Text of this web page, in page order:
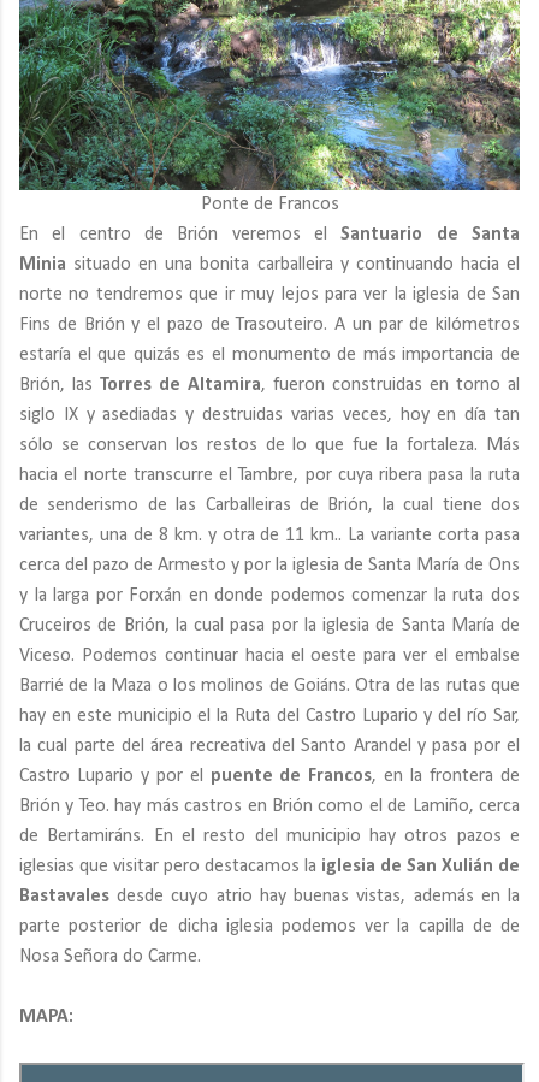
Ponte de Francos
En el centro de Brión veremos elSantuario de Santa
Minia situado en una bonita carballeira y continuando hacia el
norte no tendremos que ir muy lejos para ver la iglesia de San
Fins de Brión y el pazo de Trasouteiro. A un par de kilómetros
estaría el que quizás es el monumento de más importancia de
Brión, las Torres de Altamira, fueron construidas en torno al
siglo IX y asediadas y destruidas varias veces, hoy en día tan
sólo se conservan los restos de lo que fue la fortaleza. Más
hacia el norte transcurre el Tambre, por cuya ribera pasa la ruta
de senderismo de las Carballeiras de Brión, la cual tiene dos
variantes, una de 8 km. y otra de 11 km.. La variante corta pasa
cerca del pazo de Armesto y por la iglesia de Santa María de Ons
y la larga por Forxán en donde podemos comenzar la ruta dos
Cruceiros de Brión, la cual pasa por la iglesia de Santa María de
Viceso. Podemos continuar hacia el oeste para ver el embalse
Barrié de la Maza o los molinos de Goiáns. Otra de las rutas que
hay en este municipio el la Ruta del Castro Lupario y del río Sar,
la cual parte del área recreativa del Santo Arandel y pasa por el
Castro Lupario y por el puente de Francos, en la frontera de
Brión y Teo. hay más castros en Brión como el de Lamiño, cerca
de Bertamiráns. En el resto del municipio hay otros pazos e
iglesias que visitar pero destacamos la iglesia de San Xulián de
Bastavales desde cuyo atrio hay buenas vistas, además en la
parte posterior de dicha iglesia podemos ver la capilla de de
Nosa Señora do Carme.
MAPA: